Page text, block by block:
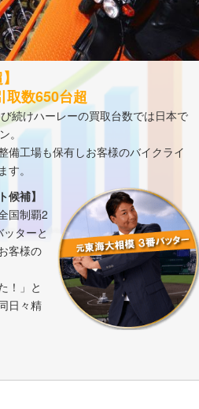
取数650台超
続けハーレーの買取台数では日本で
。
備工場も保有しお客様のバイクライ
。
候補】
国制覇2
ターと
客様の
！」と
日々精